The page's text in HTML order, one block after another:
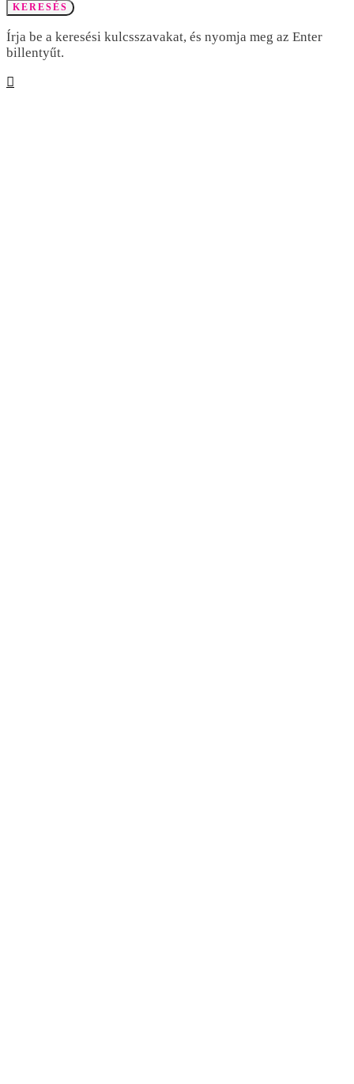
KERESÉS
Írja be a keresési kulcsszavakat, és nyomja meg az Enter
billentyűt.